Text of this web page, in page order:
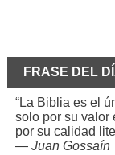
FRASE DEL
“La Biblia es el
solo por su valor
por su calidad
— Juan Gossaín